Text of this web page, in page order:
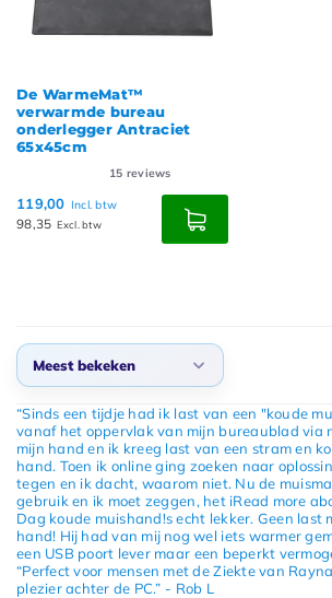
De WarmeMat™
verwarmde bureau
onderlegger Antraciet
65x45cm
15 reviews
119,00 Incl. btw
98,35 Excl. btw
Meest bekeken
Standaard
Meest bekeken
Nieuwste producten
Laagste prijs
Hoogste prijs
“Sinds een tijdje had ik last van een "koude
vanaf het oppervlak van mijn bureaublad via
mijn hand en ik kreeg last van een stram en
hand. Toen ik online ging zoeken naar
tegen en ik dacht, waarom niet. Nu de
gebruik en ik moet zeggen, het iRead more
Dag koude muishand!s echt lekker. Geen last
hand! Hij had van mij nog wel iets warmer
een USB poort lever maar een beperkt
“Perfect voor mensen met de Ziekte van
plezier achter de PC.” - Rob L